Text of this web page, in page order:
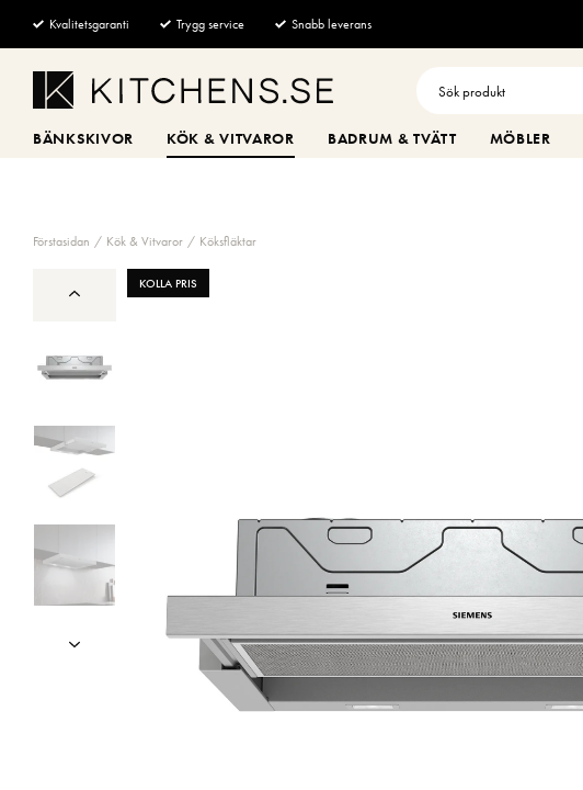
Kvalitetsgaranti Trygg service Snabb leverans
BÄNKSKIVOR KÖK & VITVAROR BADRUM & TVÄTT MÖBLER
Förstasidan Kök & Vitvaror Köksfläktar
KOLLA PRIS